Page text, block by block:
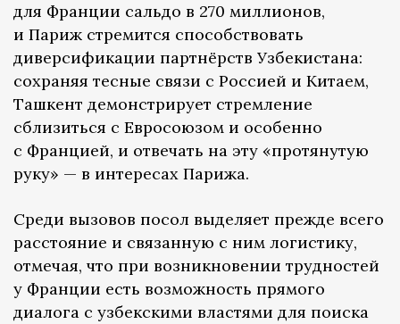
для Франции сальдо в 270 миллионов,
и Париж стремится способствовать
диверсификации партнёрств Узбекистана:
сохраняя тесные связи с Россией и Китаем,
Ташкент демонстрирует стремление
сблизиться с Евросоюзом и особенно
с Францией, и отвечать на эту «протянутую
руку» — в интересах Парижа.
Среди вызовов посол выделяет прежде всего
расстояние и связанную с ним логистику,
отмечая, что при возникновении трудностей
у Франции есть возможность прямого
диалога с узбекскими властями для поиска